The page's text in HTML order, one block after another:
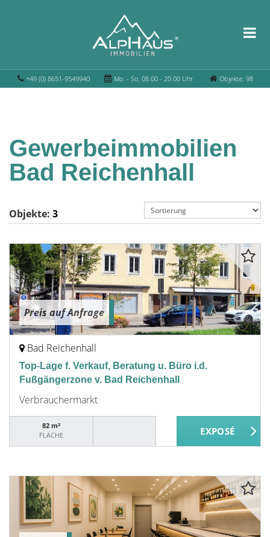
+49 (0) 8651-9549940 Mo. - So. 08.00 - 20.00 Uhr Objekte: 98
Gewerbeimmobilien
Bad Reichenhall
Objekte: 3
Preis auf Anfrage
Bad Reichenhall
Top-Lage f. Verkauf, Beratung u. Büro i.d.
Fußgängerzone v. Bad Reichenhall
Verbrauchermarkt
82 m²
FLÄCHE